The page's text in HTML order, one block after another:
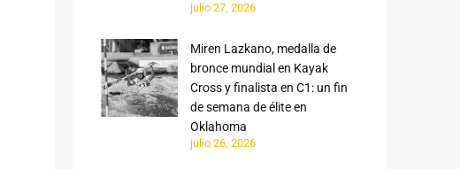
julio 27, 2026
Miren Lazkano, medalla de
bronce mundial en Kayak
Cross y finalista en C1: un fin
de semana de élite en
Oklahoma
julio 26, 2026